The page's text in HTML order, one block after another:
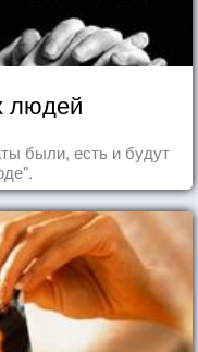
людей
были, есть и будут